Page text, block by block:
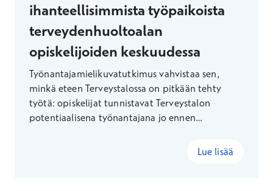
ihanteellisimmista työpaikoista
terveydenhuoltoalan
opiskelijoiden keskuudessa
Työnantajamielikuvatutkimus vahvistaa sen,
minkä eteen Terveystalossa on pitkään tehty
työtä: opiskelijat tunnistavat Terveystalon
potentiaalisena työnantajana jo ennen
määrätietoinen juniorityö, joka vie Terveystalon
Lue lisää